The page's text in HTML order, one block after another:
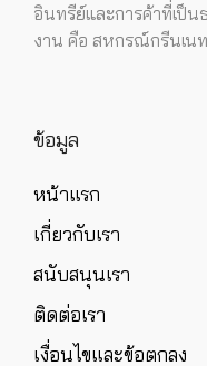
อินทรีย์และการค้าที่เป็
งาน คือ สหกรณ์กรีนเน
ข้อมูล
หน้าแรก
เกี่ยวกับเรา
สนับสนุนเรา
ติดต่อเรา
เงื่อนไขและข้อตกลง